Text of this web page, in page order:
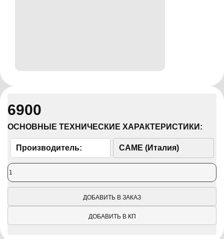
6900
ОСНОВНЫЕ ТЕХНИЧЕСКИЕ ХАРАКТЕРИСТИКИ:
Производитель: CAME (Италия)
ДОБАВИТЬ В ЗАКАЗ
ДОБАВИТЬ В КП